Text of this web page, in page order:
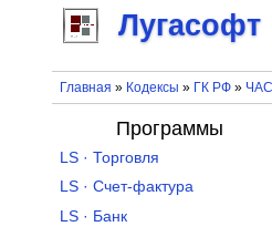
Лугасофт
Главная » Кодексы » ГК РФ»
Программы
LS · Торговля
LS · Счет-фактура
LS · Банк